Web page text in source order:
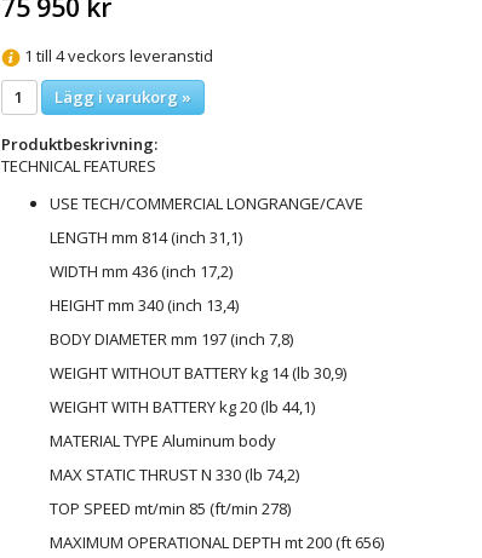
75 950 kr
1 till 4 veckors leveranstid
Lägg i varukorg »
Produktbeskrivning:
TECHNICAL FEATURES
USE TECH/COMMERCIAL LONGRANGE/CAVE
LENGTH mm 814 (inch 31,1)
WIDTH mm 436 (inch 17,2)
HEIGHT mm 340 (inch 13,4)
BODY DIAMETER mm 197 (inch 7,8)
WEIGHT WITHOUT BATTERY kg 14 (lb 30,9)
WEIGHT WITH BATTERY kg 20 (lb 44,1)
MATERIAL TYPE Aluminum body
MAX STATIC THRUST N 330 (lb 74,2)
TOP SPEED mt/min 85 (ft/min 278)
MAXIMUM OPERATIONAL DEPTH mt 200 (ft 656)